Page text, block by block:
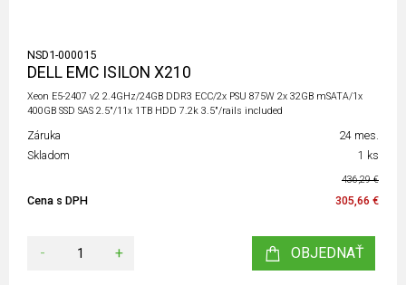
NSD1-000015
DELL EMC ISILON X210
Xeon E5-2407 v2 2.4GHz/24GB DDR3 ECC/2x PSU 875W 2x 32GB mSATA/1x
400GB SSD SAS 2.5"/11x 1TB HDD 7.2k 3.5"/rails included
Záruka
24 mes.
Skladom
1 ks
436,29 €
Cena s DPH 305,66 €
- + OBJEDNAŤ